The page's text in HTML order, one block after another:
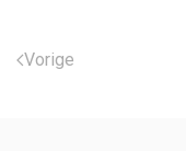
Vorige